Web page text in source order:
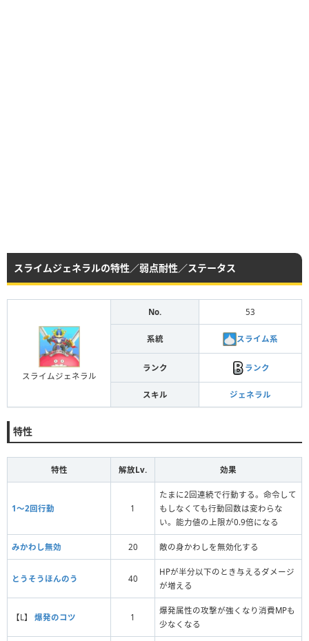
スライムジェネラルの特性／弱点耐性／ステータス
スライムジェネラル
No. 53
系統 スライム系
ランク ランク
スキル ジェネラル
特性
特性 解放Lv. 効果
1〜2回行動 1
たまに2回連続で行動する。命令して
もしなくても行動回数は変わらな
い。能力値の上限が0.9倍になる
みかわし無効 20 敵の身かわしを無効化する
とうそうほんのう 40
HPが半分以下のとき与えるダメージ
が増える
【L】 爆発のコツ 1
爆発属性の攻撃が強くなり消費MPも
少なくなる